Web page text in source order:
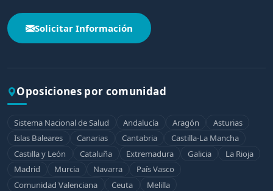
Solicitar Información
Oposiciones por comunidad
Sistema Nacional de Salud Andalucía Aragón
Asturias
Islas Baleares
Canarias Cantabria
Castilla-La Mancha
Castilla y León
Cataluña Extremadura Galicia
La Rioja
Madrid
Murcia Navarra
País Vasco
Comunidad Valenciana
Ceuta
Melilla